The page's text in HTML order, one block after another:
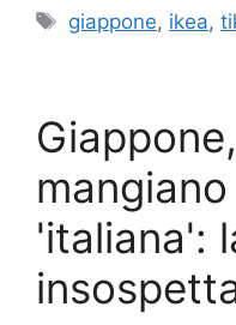
Tag
giappone, ikea,
'italiana':